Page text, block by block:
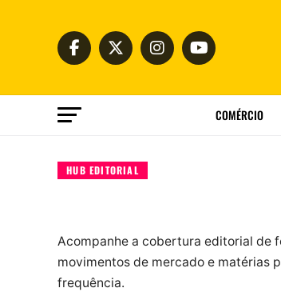
COMÉRCIO
HUB EDITORIAL
Acompanhe a cobertura editorial de
movimentos de mercado e matérias
frequência.